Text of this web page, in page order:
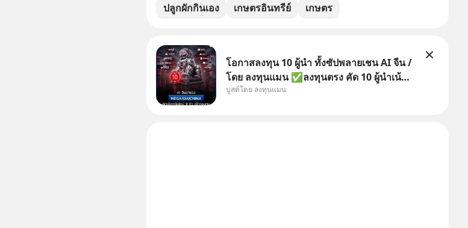
ปลูกผักกินเอง เกษตรอินทรีย์ เกษตร
โอกาสลงทุน 10 ผู้นำ ทั้งซัปพลายเชน AI จีน /
โดย ลงทุนแมน ✅ลงทุนตรง คัด 10 ผู้นำเน้น
ๆ ในธีม AI จีน ✅คัดเลือกหุ้นใหม่ 9 ตัว เข้า
บูสต์โดย ลงทุนแมน